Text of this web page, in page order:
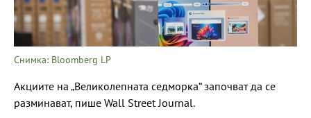
Снимка: Bloomberg LP
Акциите на „Великолепната седморка“ започват да се
разминават, пише Wall Street Journal.